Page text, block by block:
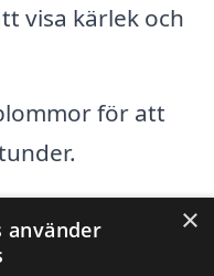
visa kärlek och
för att
för att hedra en
släkting.
×
använder